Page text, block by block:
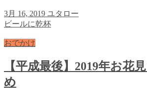
3月 16, 2019 ユタロー
ビールに乾杯
おでかけ
【平成最後】2019年お花
め